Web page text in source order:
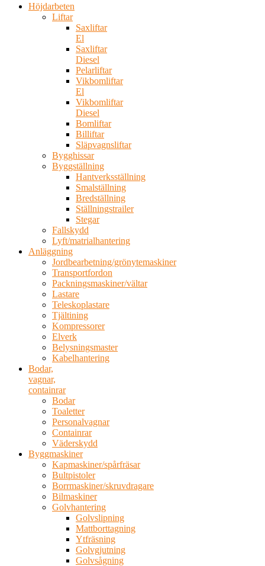
Höjdarbeten
Liftar
Saxliftar
El
Saxliftar
Diesel
Pelarliftar
Vikbomliftar
El
Vikbomliftar
Diesel
Bomliftar
Billiftar
Släpvagnsliftar
Bygghissar
Byggställning
Hantverksställning
Smalställning
Bredställning
Ställningstrailer
Stegar
Fallskydd
Lyft/matrialhantering
Anläggning
Jordbearbetning/grönytemaskiner
Transportfordon
Packningsmaskiner/vältar
Lastare
Teleskoplastare
Tjältining
Kompressorer
Elverk
Belysningsmaster
Kabelhantering
Bodar,
vagnar,
containrar
Bodar
Toaletter
Personalvagnar
Containrar
Väderskydd
Byggmaskiner
Kapmaskiner/spårfräsar
Bultpistoler
Borrmaskiner/skruvdragare
Bilmaskiner
Golvhantering
Golvslipning
Mattborttagning
Ytfräsning
Golvgjutning
Golvsågning